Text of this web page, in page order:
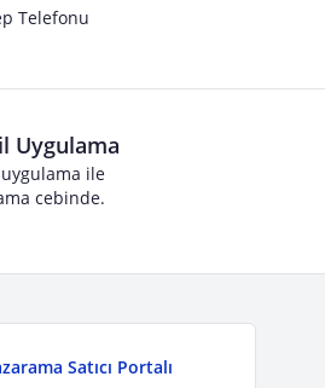
Telefonu
Uygulama
ile
cebinde.
Satıcı Portalı